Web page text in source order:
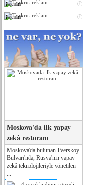
Реклама
Реклама
Moskova'da ilk yapay
zekâ restoranı
Moskova'da bulunan Tverskoy
Bulvarı'nda, Rusya'nın yapay
zekâ teknolojileriyle yönetilen